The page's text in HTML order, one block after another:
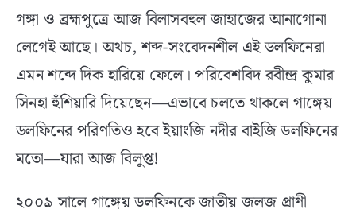
গঙ্গা ও ব্রহ্মপুত্রে আজ বিলাসবহুল জাহাজের আনাগোনা
লেগেই আছে। অথচ, শব্দ-সংবেদনশীল এই ডলফিনেরা
এমন শব্দে দিক হারিয়ে ফেলে। পরিবেশবিদ রবীন্দ্র কুমার
সিনহা হুঁশিয়ারি দিয়েছেন—এভাবে চলতে থাকলে গাঙ্গেয়
ডলফিনের পরিণতিও হবে ইয়াংজি নদীর বাইজি ডলফিনের
মতো—যারা আজ বিলুপ্ত!
২০০৯ সালে গাঙ্গেয় ডলফিনকে জাতীয় জলজ প্রাণী